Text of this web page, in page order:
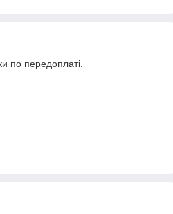
по передоплаті.